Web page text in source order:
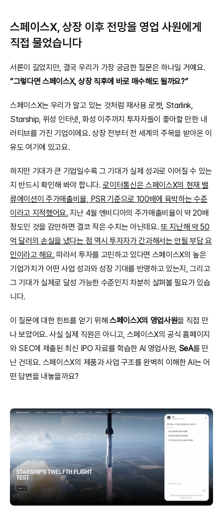
스페이스X, 상장 이후 전망을 영업 사원에게
직접 물었습니다
“그렇다면 스페이스X, 상장 직후에 바로 매수해도 될까요?”
스페이스X는 우리가 알고 있는 것처럼 재사용 로켓, Starlink,
Starship, 위성 인터넷, 화성 이주까지 투자자들이 좋아할 만한 내
러티브를 가진 기업이에요. 상장 전부터 전 세계의 주목을 받아온 이
유도 여기에 있고요.
하지만 기대가 큰 기업일수록 그 기대가 실제 성과로 이어질 수 있는
지 반드시 확인해 봐야 합니다. 로이터통신은 스페이스X의 현재 밸
류에이션이 주가매출비율, PSR 기준으로 100배에 육박하는 수준
이라고 지적했어요. 지난 4월 엔비디아의 주가매출비율이 약 20배
정도인 것을 감안하면 결코 작은 수치는 아닌데요. 또 지난해 약 50
억 달러의 손실을 냈다는 점 역시 투자자가 간과해서는 안될 부담 요
인이라고 해요. 따라서 투자를 고민하고 있다면 스페이스X의 높은
기업가치가 어떤 사업 성과와 성장 기대를 반영하고 있는지, 그리고
그 기대가 실제로 달성 가능한 수준인지 차분히 살펴볼 필요가 있습
니다.
이 질문에 대한 힌트를 얻기 위해 스페이스X의 영업사원을 직접 만
나 보았어요. 사실 실제 직원은 아니고, 스페이스X의 공식 홈페이지
와 SEC에 제출된 최신 IPO 자료를 학습한 AI 영업사원, SeA를 만
난 건데요. 스페이스X의 제품과 사업 구조를 완벽히 이해한 AI는 어
떤 답변을 내놓을까요?